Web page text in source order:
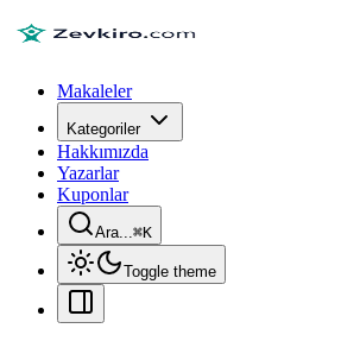
Makaleler
Kategoriler
Hakkımızda
Yazarlar
Kuponlar
Ara...⌘K
Toggle theme